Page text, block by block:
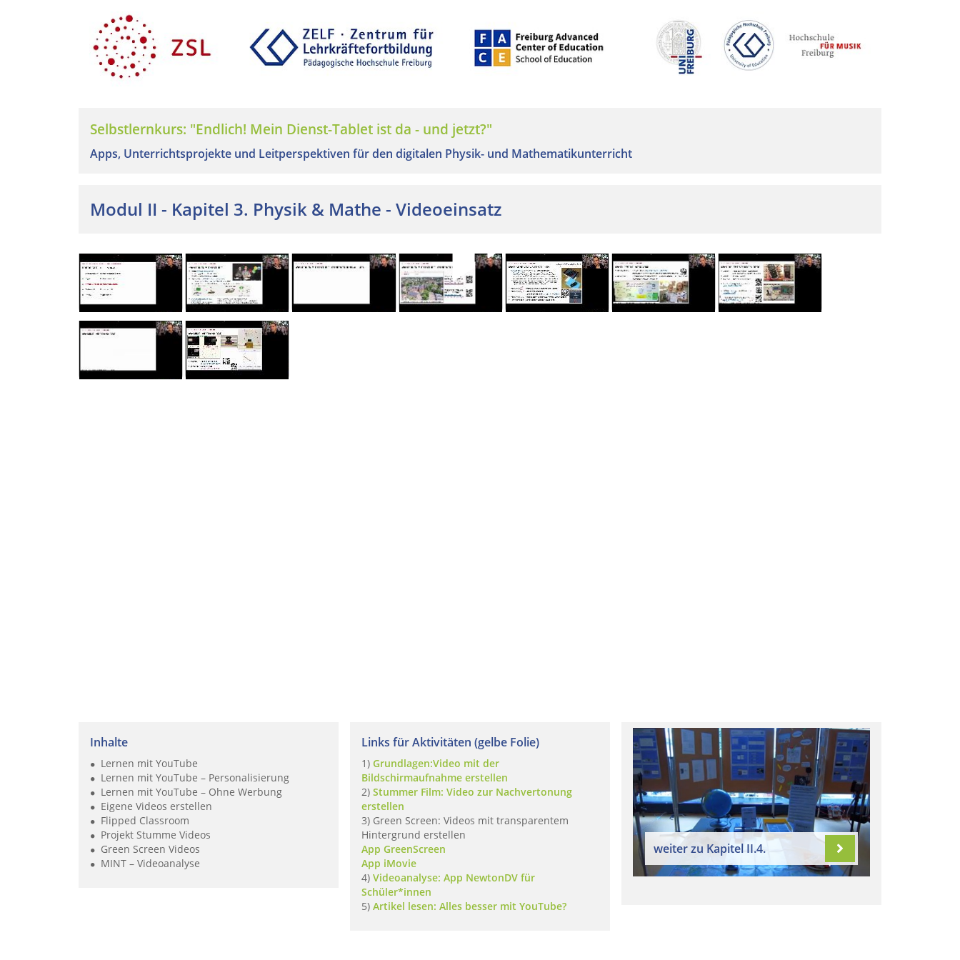
Selbstlernkurs: "Endlich! Mein Dienst-Tablet ist da - und jetzt?"
Apps, Unterrichtsprojekte und Leitperspektiven für den digitalen Physik- und Mathematikunterricht
Modul II - Kapitel 3. Physik & Mathe - Videoeinsatz
Inhalte
Lernen mit YouTube
Lernen mit YouTube – Personalisierung
Lernen mit YouTube – Ohne Werbung
Eigene Videos erstellen
Flipped Classroom
Projekt Stumme Videos
Green Screen Videos
MINT – Videoanalyse
Links für Aktivitäten (gelbe Folie)
1) Grundlagen:Video mit der
Bildschirmaufnahme erstellen
2) Stummer Film: Video zur Nachvertonung
erstellen
3) Green Screen: Videos mit transparentem
Hintergrund erstellen
App GreenScreen
App iMovie
4) Videoanalyse: App NewtonDV für
Schüler*innen
5) Artikel lesen: Alles besser mit YouTube?
weiter zu Kapitel II.4.